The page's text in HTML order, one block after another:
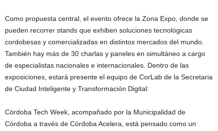
Como propuesta central, el evento ofrece la Zona Expo, donde se
pueden recorrer stands que exhiben soluciones tecnológicas
cordobesas y comercializadas en distintos mercados del mundo.
También hay más de 30 charlas y paneles en simultáneo a cargo
de especialistas nacionales e internacionales. Dentro de las
exposiciones, estará presente el equipo de CorLab de la Secretaria
de Ciudad Inteligente y Transformación Digital:
Córdoba Tech Week, acompañado por la Municipalidad de
Córdoba a través de Córdoba Acelera, está pensado como un